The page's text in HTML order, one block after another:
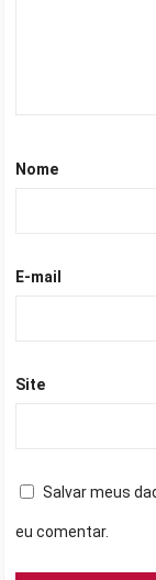
Nome
E-mail
Site
Salvar meus
eu comentar.